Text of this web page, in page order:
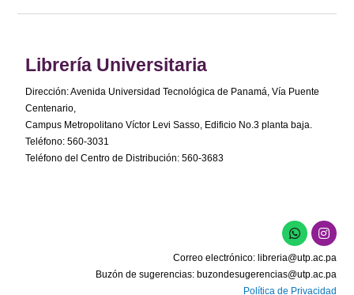
Librería Universitaria
Dirección: Avenida Universidad Tecnológica de Panamá, Vía Puente
Centenario,
Campus Metropolitano Víctor Levi Sasso, Edificio No.3 planta baja.
Teléfono: 560-3031
Teléfono del Centro de Distribución: 560-3683
Correo electrónico: libreria@utp.ac.pa
Buzón de sugerencias: buzondesugerencias@utp.ac.pa
Política de Privacidad